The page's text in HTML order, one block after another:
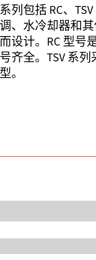
列包括 RC、
、水冷却器和
设计。RC 型号
齐全。TSV 系
。